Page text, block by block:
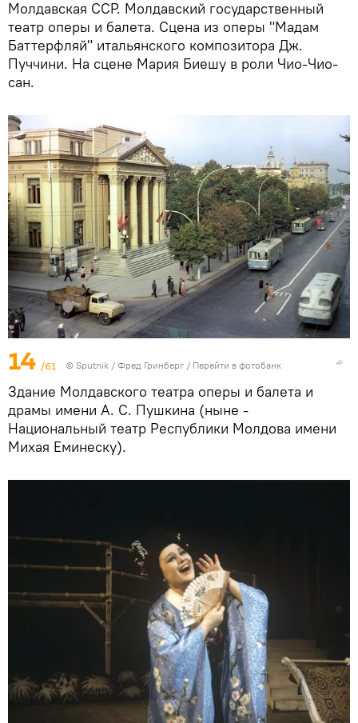
Молдавская ССР. Молдавский государственный
театр оперы и балета. Сцена из оперы "Мадам
Баттерфляй" итальянского композитора Дж.
Пуччини. На сцене Мария Биешу в роли Чио-Чио-
сан.
14 /61 © Sputnik / Фред Гринберг / Перейти в фотобанк
Здание Молдавского театра оперы и балета и
драмы имени А. С. Пушкина (ныне -
Национальный театр Республики Молдова имени
Михая Еминеску).